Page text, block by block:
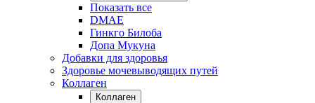
Показать все
DMAE
Гинкго Билоба
Допа Мукуна
Добавки для здоровья
Здоровье мочевыводящих путей
Коллаген
Коллаген